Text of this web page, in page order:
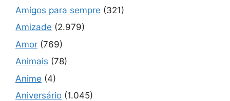
Amigos para sempre (321)
Amizade (2.979)
Amor (769)
Animais (78)
Anime (4)
Aniversário (1.045)